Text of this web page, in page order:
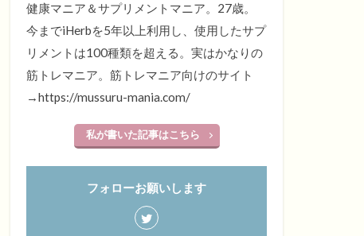
健康マニア＆サプリメントマニア。27歳。
今までiHerbを5年以上利用し、使用したサプ
リメントは100種類を超える。実はかなりの
筋トレマニア。筋トレマニア向けのサイト
→https://mussuru-mania.com/
私が書いた記事はこちら
フォローお願いします